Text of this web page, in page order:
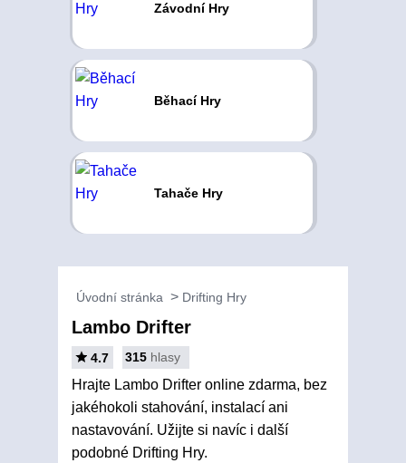
Závodní Hry
Běhací Hry
Tahače Hry
Úvodní stránka Drifting Hry
Lambo Drifter
4.7 315 hlasy
Hrajte Lambo Drifter online zdarma, bez
jakéhokoli stahování, instalací ani
nastavování. Užijte si navíc i další
podobné Drifting Hry.